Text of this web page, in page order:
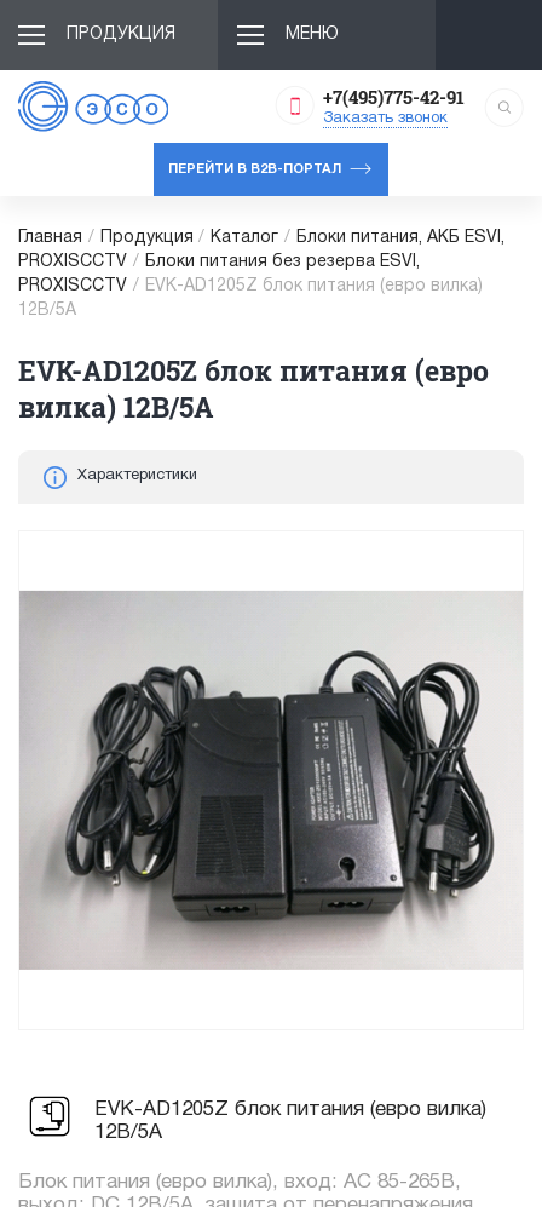
ПРОДУКЦИЯ МЕНЮ
+7(495)775-42-91
Заказать звонок
ПЕРЕЙТИ В B2B-ПОРТАЛ
Главная / Продукция / Каталог /
Блоки питания, АКБ ESVI,
PROXISCCTV /
Блоки питания без резерва ESVI,
PROXISCCTV /
EVK-AD1205Z блок питания (евро вилка)
12В/5А
EVK-AD1205Z блок питания (евро
вилка) 12В/5А
Характеристики
EVK-AD1205Z блок питания (евро вилка)
12В/5А
Блок питания (евро вилка), вход: AC 85-265В,